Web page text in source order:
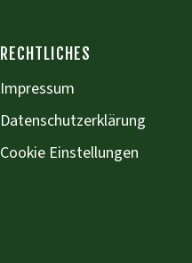
RECHTLICHES
Impressum
Datenschutzerklärung
Cookie Einstellungen